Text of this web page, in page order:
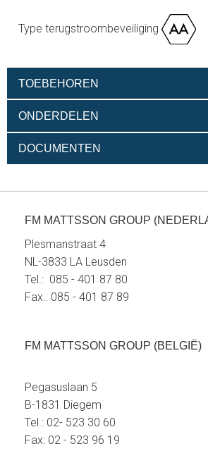
Type terugstroombeveiliging
TOEBEHOREN
ONDERDELEN
DOCUMENTEN
FM MATTSSON GROUP
Plesmanstraat 4
NL-3833 LA Leusden
Tel.: 085 - 401 87 80
Fax.: 085 - 401 87 89
FM MATTSSON GROUP (BELGIË)
Pegasuslaan 5
B-1831 Diegem
Tel.: 02- 523 30 60
Fax: 02 - 523 96 19